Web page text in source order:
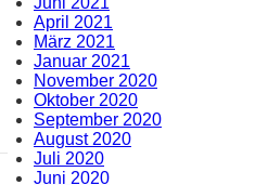
April 2021
März 2021
Januar 2021
November 2020
Oktober 2020
September 2020
August 2020
Juli 2020
Juni 2020